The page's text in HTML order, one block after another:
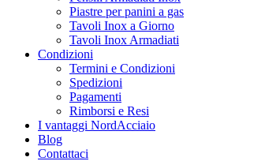
Piastre per panini a gas
Tavoli Inox a Giorno
Tavoli Inox Armadiati
Condizioni
Termini e Condizioni
Spedizioni
Pagamenti
Rimborsi e Resi
I vantaggi NordAcciaio
Blog
Contattaci